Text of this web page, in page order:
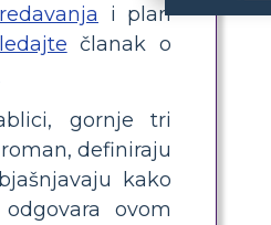
i plan
članak o
gornje tri
definiraju
kako
ovom